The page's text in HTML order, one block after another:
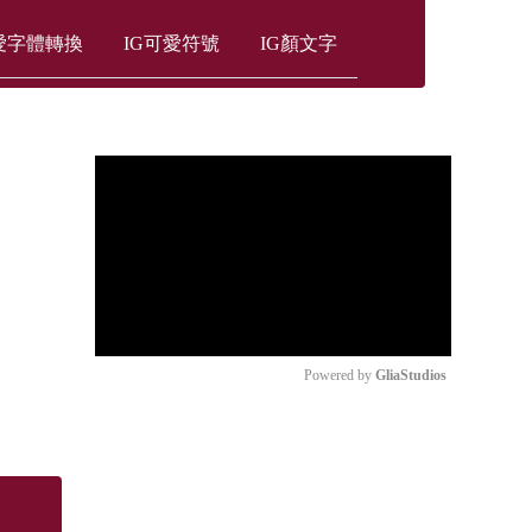
字體轉換 IG可愛符號 IG顏文字
Play Mute
Powered by GliaStudios